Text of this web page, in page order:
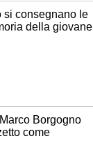
si consegnano le
della giovane
Borgogno
come